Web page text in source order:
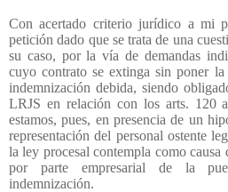
Con acertado criterio jurídico a mi
petición dado que se trata de una
su caso, por la vía de demandas
cuyo contrato se extinga sin poner
indemnización debida, siendo
LRJS en relación con los arts. 120
estamos, pues, en presencia de un
representación del personal ostente
la ley procesal contempla como
por parte empresarial de la
indemnización.